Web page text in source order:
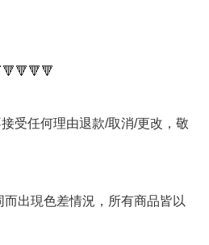
受任何理由退款/取消/更改，敬
出現色差情況，所有商品皆以